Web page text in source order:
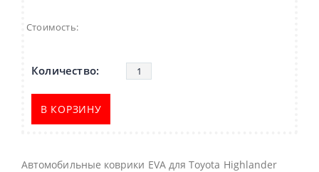
Стоимость:
В КОРЗИНУ
Автомобильные коврики EVA для Toyota Highlander